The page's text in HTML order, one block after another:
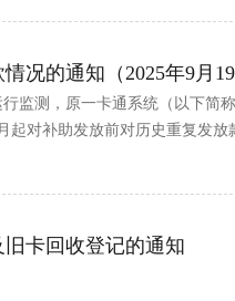
况的通知（2025年9月19
监测，原一卡通系统（以下简
起对补助发放前对历史重复发
卡回收登记的通知